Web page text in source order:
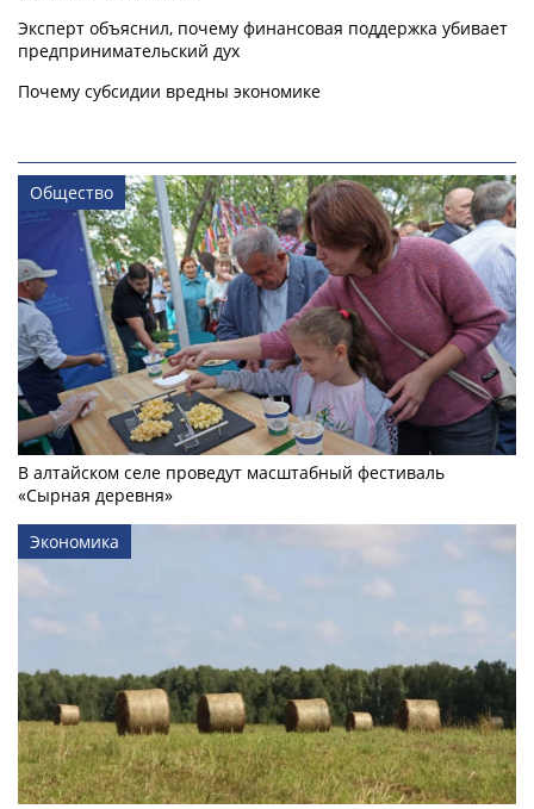
Эксперт объяснил, почему финансовая поддержка убивает
предпринимательский дух
Почему субсидии вредны экономике
Общество
В алтайском селе проведут масштабный фестиваль
«Сырная деревня»
Экономика